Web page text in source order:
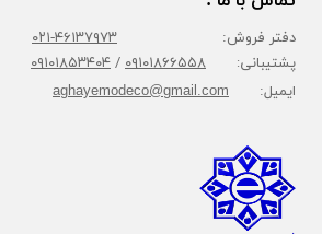
دفتر فروش: ۴۶۱۳۷۹۷۳-۰۲۱
پشتیبانی: ۰۹۱۰۱۸۶۶۵۵۸/۰۹۱۰۱۸۵۳۴۰۴
ایمیل: aghayemodeco@gmail.com